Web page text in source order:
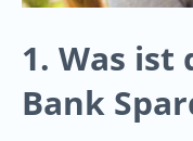
1. Was ist
Bank